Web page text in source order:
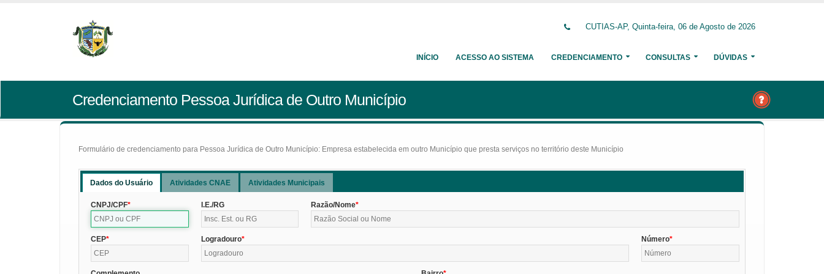
CUTIAS-AP, Quinta-feira, 06 de Agosto de 2026
INÍCIO ACESSO AO SISTEMA CREDENCIAMENTO CONSULTAS DÚVIDAS
Credenciamento Pessoa Jurídica de Outro Município
Formulário de credenciamento para Pessoa Jurídica de Outro Município: Empresa estabelecida em outro Município que presta serviços no território deste Município
Dados do Usuário Atividades CNAE Atividades Municipais
CNPJ/CPF I.E./RG Razão/Nome
CEP Logradouro Número